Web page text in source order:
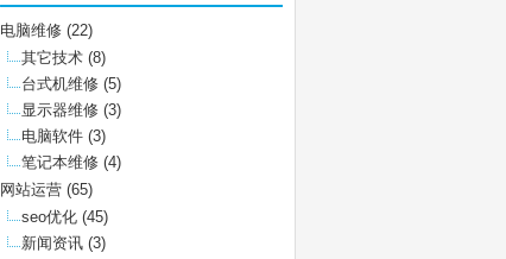
电脑维修 (22)
其它技术 (8)
台式机维修 (5)
显示器维修 (3)
电脑软件 (3)
笔记本维修 (4)
网站运营 (65)
seo优化 (45)
新闻资讯 (3)